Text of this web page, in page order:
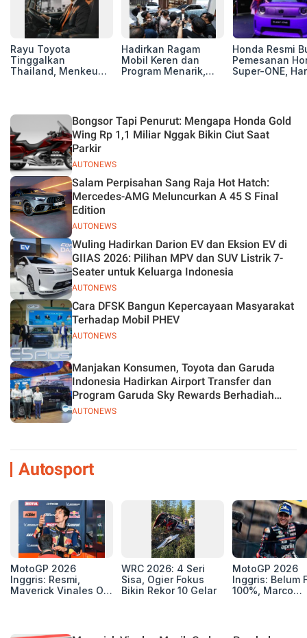
Rayu Toyota
Tinggalkan
Thailand, Menkeu
Basis Produksi
ASEAN
Hadirkan Ragam
Mobil Keren dan
Program Menarik,
Honda Resmi
Pemesanan
Super-ONE,
AUTONEWS
Bongsor Tapi Penurut: Mengapa Honda Gold
Wing Rp 1,1 Miliar Nggak Bikin Ciut Saat
Parkir
AUTONEWS
Salam Perpisahan Sang Raja Hot Hatch:
Mercedes-AMG Meluncurkan A 45 S Final
Edition
AUTONEWS
Wuling Hadirkan Darion EV dan Eksion EV di
GIIAS 2026: Pilihan MPV dan SUV Listrik 7-
Seater untuk Keluarga Indonesia
AUTONEWS
Cara DFSK Bangun Kepercayaan Masyarakat
Terhadap Mobil PHEV
AUTONEWS
Manjakan Konsumen, Toyota dan Garuda
Indonesia Hadirkan Airport Transfer dan
Program Garuda Sky Rewards Berhadiah
Hybrid EV
Autosport
MotoGP 2026
Inggris: Resmi,
Maverick Vinales Out
Selanjutnya Belum
WRC 2026: 4 Seri
Sisa, Ogier Fokus
Bikin Rekor 10 Gelar
MotoGP 2026
Inggris: Belum
100%, Marco
GP